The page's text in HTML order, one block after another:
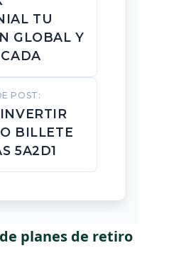
TU
GLOBAL Y
POST:
BILLETE
5A2D1
planes de retiro